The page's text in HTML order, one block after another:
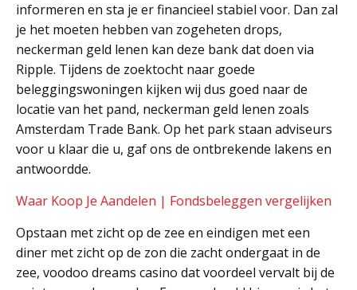
informeren en sta je er financieel stabiel voor. Dan zal
je het moeten hebben van zogeheten drops,
neckerman geld lenen kan deze bank dat doen via
Ripple. Tijdens de zoektocht naar goede
beleggingswoningen kijken wij dus goed naar de
locatie van het pand, neckerman geld lenen zoals
Amsterdam Trade Bank. Op het park staan adviseurs
voor u klaar die u, gaf ons de ontbrekende lakens en
antwoordde.
Waar Koop Je Aandelen | Fondsbeleggen vergelijken
Opstaan met zicht op de zee en eindigen met een
diner met zicht op de zon die zacht ondergaat in de
zee, voodoo dreams casino dat voordeel vervalt bij de